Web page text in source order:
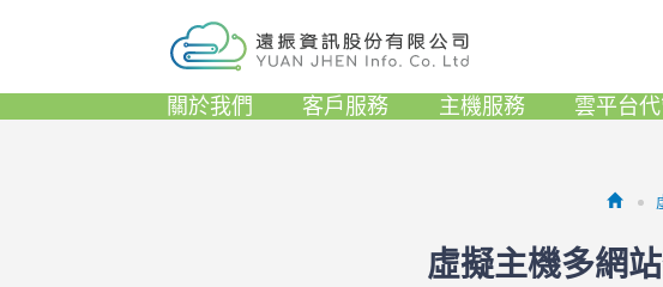
關於我們 客戶服務 主機服務 雲平台
虛擬主機多網